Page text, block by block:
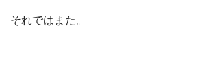
それではまた。